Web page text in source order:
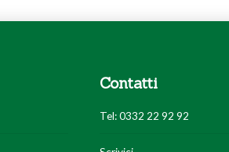
Contatti
Tel: 0332 22 92 92